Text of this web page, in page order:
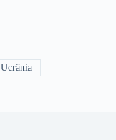
Ucrânia